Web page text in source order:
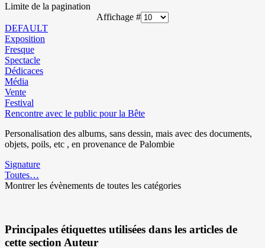
Limite de la pagination
Affichage #
DEFAULT
Exposition
Fresque
Spectacle
Dédicaces
Média
Vente
Festival
Rencontre avec le public pour la Bête
Personalisation des albums, sans dessin, mais avec des documents,
objets, poils, etc , en provenance de Palombie
Signature
Toutes…
Montrer les évènements de toutes les catégories
Principales étiquettes utilisées dans les articles de
cette section Auteur